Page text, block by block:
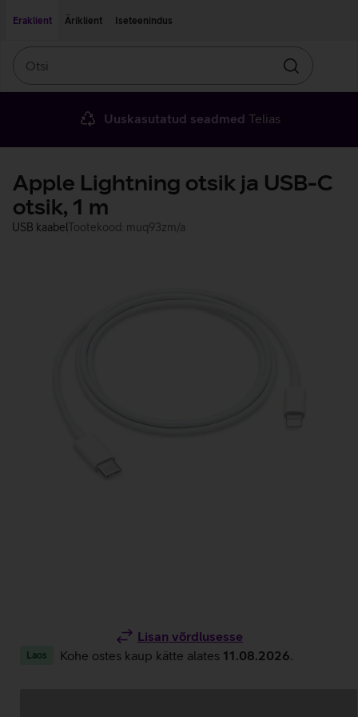
Eraklient
Äriklient Iseteenindus
Otsin
Uuskasutatud seadmed Telias
Apple Lightning otsik ja USB-C
otsik, 1 m
USB kaabel Tootekood: muq93zm/a
Lisan võrdlusesse
Laos Kohe ostes kaup kätte alates 11.08.2026